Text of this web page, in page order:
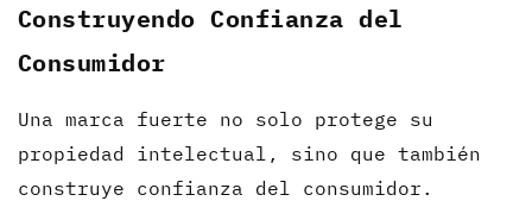
Construyendo Confianza del
Consumidor
Una marca fuerte no solo protege su
propiedad intelectual, sino que también
construye confianza del consumidor.